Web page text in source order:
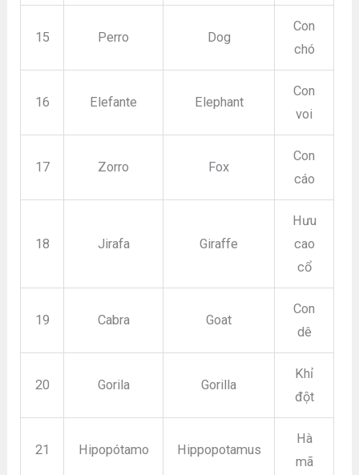
15 Perro Dog
Con
chó
16 Elefante Elephant
Con
voi
17 Zorro Fox
Con
cáo
18 Jirafa Giraffe
Hưu
cao
cổ
19 Cabra Goat
Con
dê
20 Gorila Gorilla
Khỉ
đột
21 Hipopótamo Hippopotamus
Hà
mã